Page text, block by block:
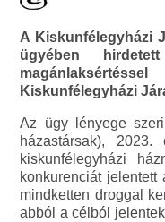
A Kiskunfélegyházi
ügyében
Kiskunfélegyházi
Az ügy lényege
házastársak),
kiskunfélegyházi
konkurenciát jelentett
mindketten droggal
abból a célból